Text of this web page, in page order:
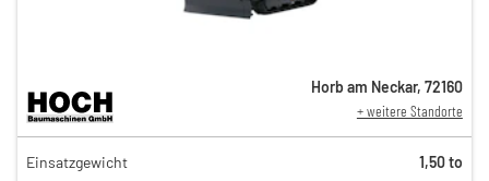
134,00 €
111,00 €
Horb am Neckar, 72160
+ weitere Standorte
Einsatzgewicht
1,50 to